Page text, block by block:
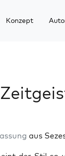
Konzept
aus